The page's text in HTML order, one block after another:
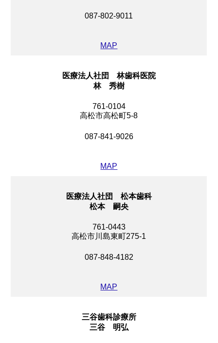
087-802-9011
MAP
医療法人社団 林歯科医院
林 秀樹
761-0104
高松市高松町5-8
087-841-9026
MAP
医療法人社団 松本歯科
松本 嗣央
761-0443
高松市川島東町275-1
087-848-4182
MAP
三谷歯科診療所
三谷 明弘